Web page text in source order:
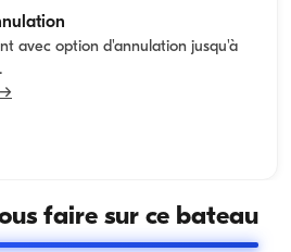
avec option d'annulation jusqu'à
faire sur ce bateau